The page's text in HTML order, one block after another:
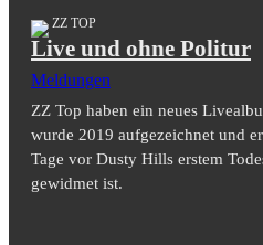
ZZ TOP
Live und ohne Politur
Meldungen
ZZ Top haben ein neues
wurde 2019 aufgezeichnet und
Tage vor Dusty Hills erstem
gewidmet ist.